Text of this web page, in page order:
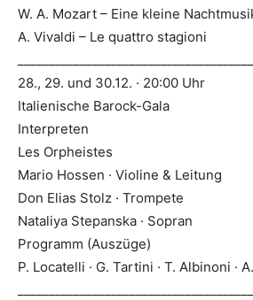
W. A. Mozart – Eine kleine
A. Vivaldi – Le quattro stagioni
28., 29. und 30.12. · 20:00 Uhr
Italienische Barock-Gala
Interpreten
Les Orpheistes
Mario Hossen · Violine & Leitung
Don Elias Stolz · Trompete
Nataliya Stepanska · Sopran
Programm (Auszüge)
P. Locatelli · G. Tartini · T. Albinoni ·